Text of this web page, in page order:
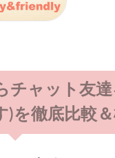
チャット友
)を徹底比較